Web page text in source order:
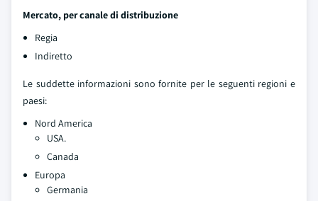
Mercato, per canale di distribuzione
Regia
Indiretto
Le suddette informazioni sono fornite per le seguenti regioni e
paesi:
Nord America
USA.
Canada
Europa
Germania